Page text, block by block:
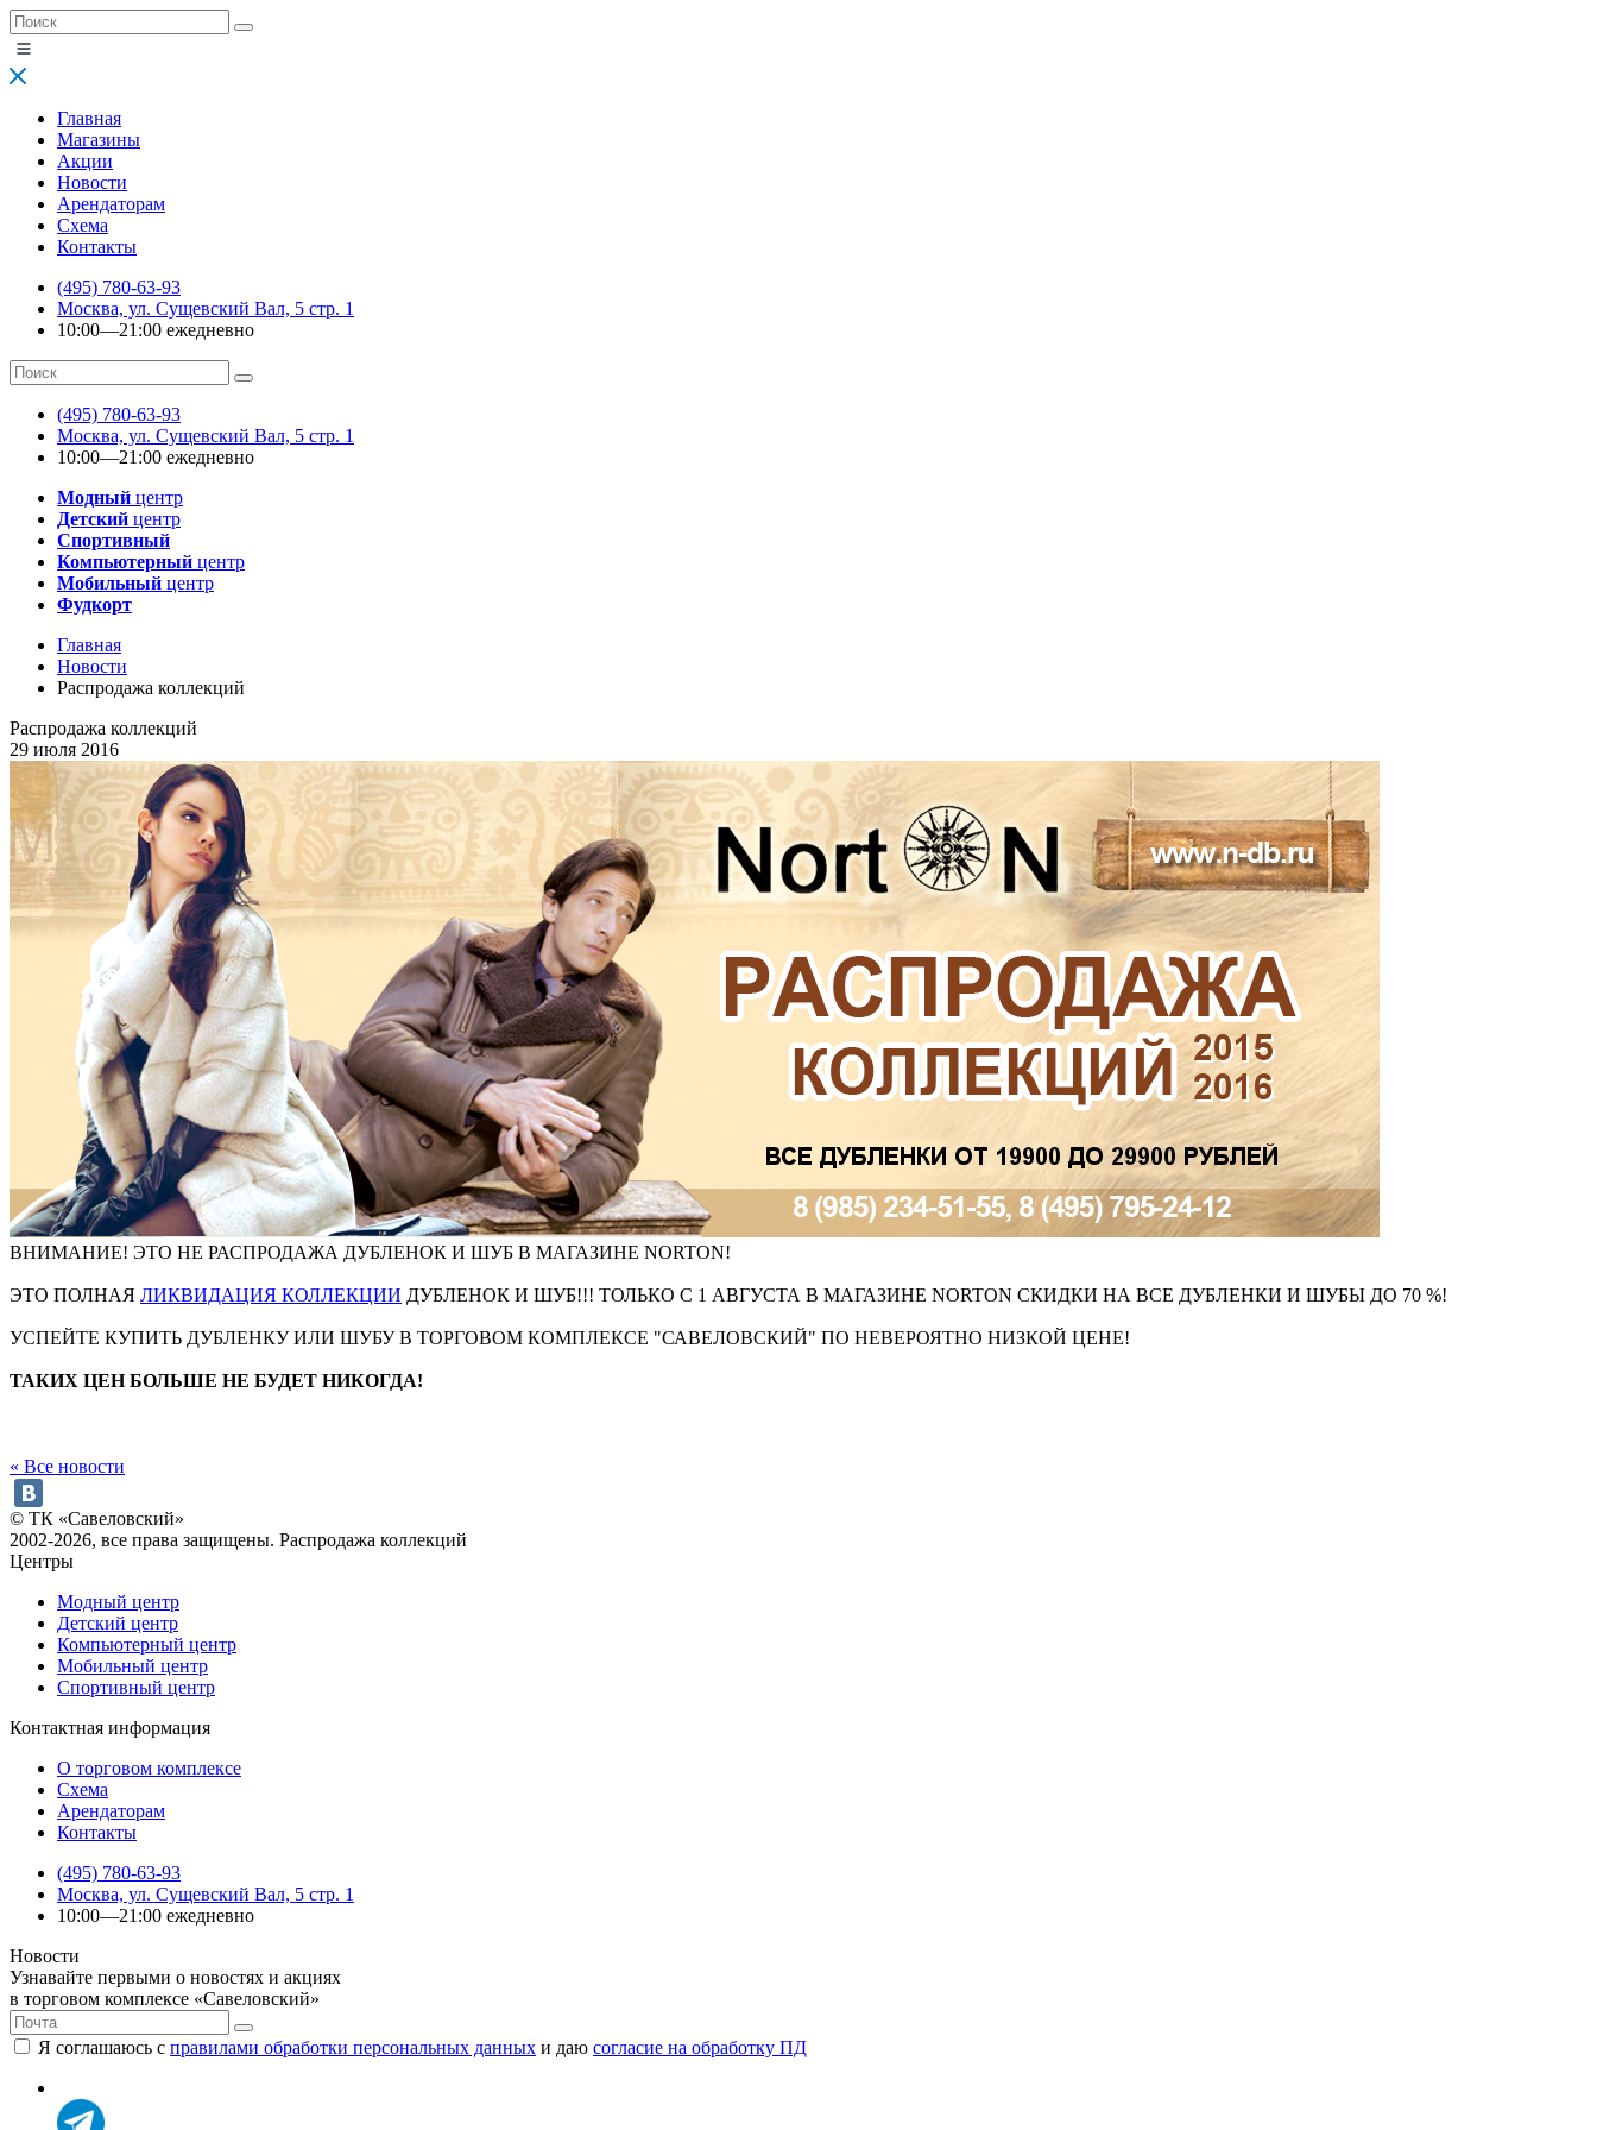
Главная
Магазины
Акции
Новости
Арендаторам
Схема
Контакты
(495) 780-63-93
Москва, ул. Сущевский Вал, 5 стр. 1
10:00—21:00 ежедневно
(495) 780-63-93
Москва, ул. Сущевский Вал, 5 стр. 1
10:00—21:00 ежедневно
Модный центр
Детский центр
Спортивный
Компьютерный центр
Мобильный центр
Фудкорт
Главная
Новости
Распродажа коллекций
Распродажа коллекций
29 июля 2016
ВНИМАНИЕ! ЭТО НЕ РАСПРОДАЖА ДУБЛЕНОК И ШУБ В МАГАЗИНЕ NORTON!
ЭТО ПОЛНАЯ ЛИКВИДАЦИЯ КОЛЛЕКЦИИ ДУБЛЕНОК И ШУБ!!! ТОЛЬКО С 1 АВГУСТА В МАГАЗИНЕ NORTON СКИДКИ НА ВСЕ ДУБЛЕНКИ И ШУБЫ ДО 70 %!
УСПЕЙТЕ КУПИТЬ ДУБЛЕНКУ ИЛИ ШУБУ В ТОРГОВОМ КОМПЛЕКСЕ "САВЕЛОВСКИЙ" ПО НЕВЕРОЯТНО НИЗКОЙ ЦЕНЕ!
ТАКИХ ЦЕН БОЛЬШЕ НЕ БУДЕТ НИКОГДА!
« Все новости
© ТК «Савеловский»
2002-2026, все права защищены. Распродажа коллекций
Центры
Модный центр
Детский центр
Компьютерный центр
Мобильный центр
Спортивный центр
Контактная информация
О торговом комплексе
Схема
Арендаторам
Контакты
(495) 780-63-93
Москва, ул. Сущевский Вал, 5 стр. 1
10:00—21:00 ежедневно
Новости
Узнавайте первыми о новостях и акциях
в торговом комплексе «Савеловский»
Я соглашаюсь с правилами обработки персональных данных и даю согласие на обработку ПД